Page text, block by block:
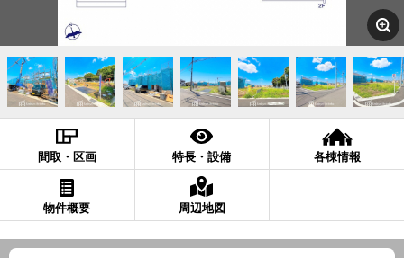
間取・区画 特長・設備 各棟情報
物件概要 周辺地図